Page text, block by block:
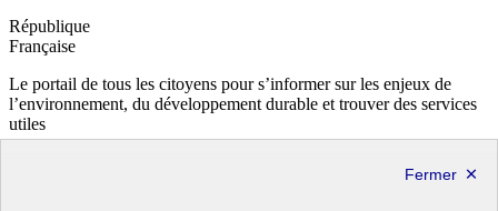
République
Française
Le portail de tous les citoyens pour s’informer sur les enjeux de
l’environnement, du développement durable et trouver des services
utiles